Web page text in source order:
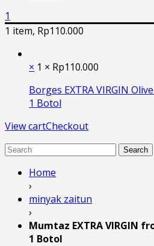
1
1 item, Rp110.000
× 1 × Rp110.000
Borges EXTRA VIRGIN
1 Botol
View cartCheckout
Search
Home
›
minyak zaitun
›
Mumtaz EXTRA VIRGIN
1 Botol